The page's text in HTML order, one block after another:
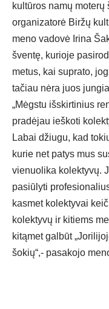
kultūros namų moterų
organizatorė Biržų
meno vadovė Irina
šventę, kurioje
metus, kai suprato,
tačiau nėra juos
„Mėgstu išskirtinius
pradėjau ieškoti
Labai džiugu, kad
kurie net patys mus
vienuolika kolektyvų.
pasiūlyti
kasmet kolektyvai
kolektyvų ir kitiems
kitąmet galbūt
šokių“,- pasakojo